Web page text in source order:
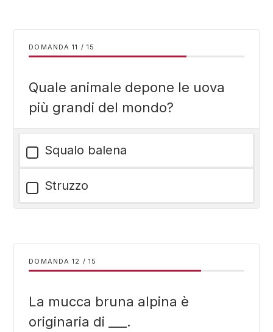
DOMANDA / 15
Quale animale depone le uova
più grandi del mondo?
Squalo balena
Struzzo
DOMANDA / 15
La mucca bruna alpina è
originaria di ___.